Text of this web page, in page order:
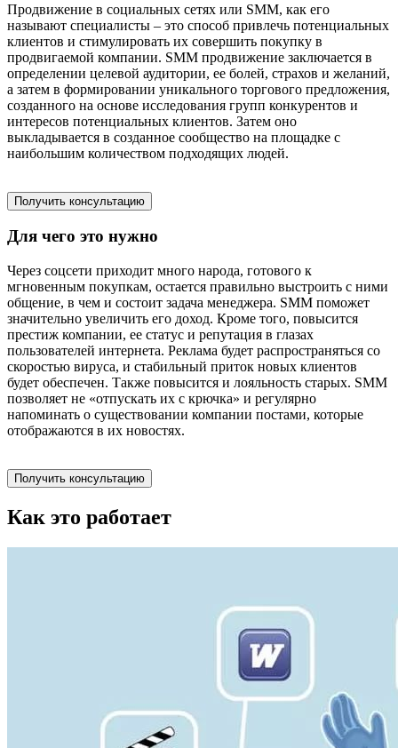
Продвижение в социальных сетях или SMM, как его
называют специалисты – это способ привлечь потенциальных
клиентов и стимулировать их совершить покупку в
продвигаемой компании. SMM продвижение заключается в
определении целевой аудитории, ее болей, страхов и желаний,
а затем в формировании уникального торгового предложения,
созданного на основе исследования групп конкурентов и
интересов потенциальных клиентов. Затем оно
выкладывается в созданное сообщество на площадке с
наибольшим количеством подходящих людей.
Получить консультацию
Для чего это нужно
Через соцсети приходит много народа, готового к
мгновенным покупкам, остается правильно выстроить с ними
общение, в чем и состоит задача менеджера. SMM поможет
значительно увеличить его доход. Кроме того, повысится
престиж компании, ее статус и репутация в глазах
пользователей интернета. Реклама будет распространяться со
скоростью вируса, и стабильный приток новых клиентов
будет обеспечен. Также повысится и лояльность старых. SMM
позволяет не «отпускать их с крючка» и регулярно
напоминать о существовании компании постами, которые
отображаются в их новостях.
Получить консультацию
Как это работает